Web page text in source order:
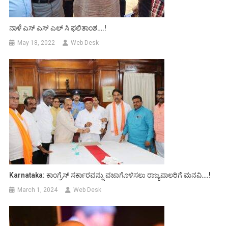
ನಾಳೆ ಎಸ್ ಎಸ್ ಎಲ್ ಸಿ ಫಲಿತಾಂಶ….!
May 18, 2022 Web Desk
Karnataka: ಕಾಂಗ್ರೆಸ್ ಸರ್ಕಾರವನ್ನು ವಜಾಗೊಳಿಸಲು ರಾಜ್ಯಪಾಲರಿಗೆ ಮನವಿ….!
March 1, 2024 Web Desk